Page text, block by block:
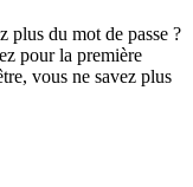
plus du mot de passe ?
pour la première
vous ne savez plus